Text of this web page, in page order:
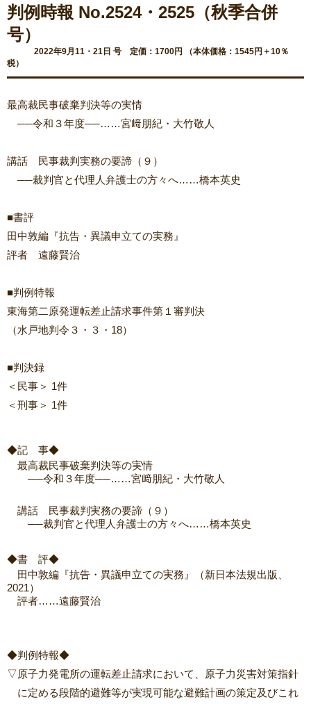
判例時報 No.2524・2525（秋季合併
号）
2022年9月11・21日 号 定価：1700円 （本体価格：1545円＋10％
税）
最高裁民事破棄判決等の実情
──令和３年度──……宮﨑朋紀・大竹敬人
講話 民事裁判実務の要諦（９）
──裁判官と代理人弁護士の方々へ……橋本英史
■書評
田中敦編『抗告・異議申立ての実務』
評者 遠藤賢治
■判例特報
東海第二原発運転差止請求事件第１審判決
（水戸地判令３・３・18）
■判決録
＜民事＞ 1件
＜刑事＞ 1件
◆記 事◆
最高裁民事破棄判決等の実情
──令和３年度──……宮﨑朋紀・大竹敬人
講話 民事裁判実務の要諦（９）
──裁判官と代理人弁護士の方々へ……橋本英史
◆書 評◆
田中敦編『抗告・異議申立ての実務』（新日本法規出版、
2021）
評者……遠藤賢治
◆判例特報◆
▽原子力発電所の運転差止請求において、原子力災害対策指針
に定める段階的避難等が実現可能な避難計画の策定及びこれ